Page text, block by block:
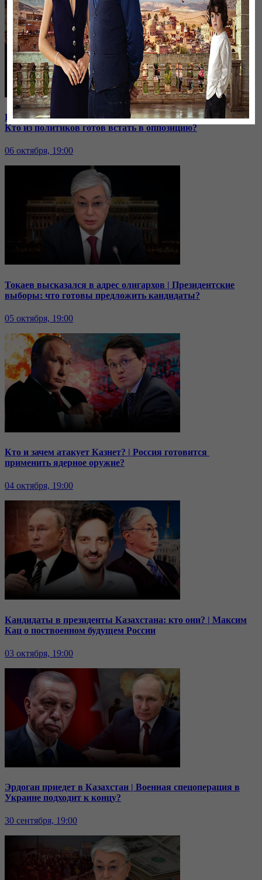
В Иране к протестующим присоединились школьницы |
Кто из политиков готов встать в оппозицию?
06 октября, 19:00
Токаев высказался в адрес олигархов | Президентские
выборы: что готовы предложить кандидаты?
05 октября, 19:00
Кто и зачем атакует Казнет? | Россия готовится
применить ядерное оружие?
04 октября, 19:00
Кандидаты в президенты Казахстана: кто они? | Максим
Кац о поствоенном будущем России
03 октября, 19:00
Эрдоган приедет в Казахстан | Военная спецоперация в
Украине подходит к концу?
30 сентября, 19:00